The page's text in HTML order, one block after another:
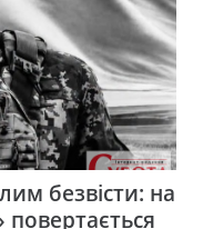
безвісти: на